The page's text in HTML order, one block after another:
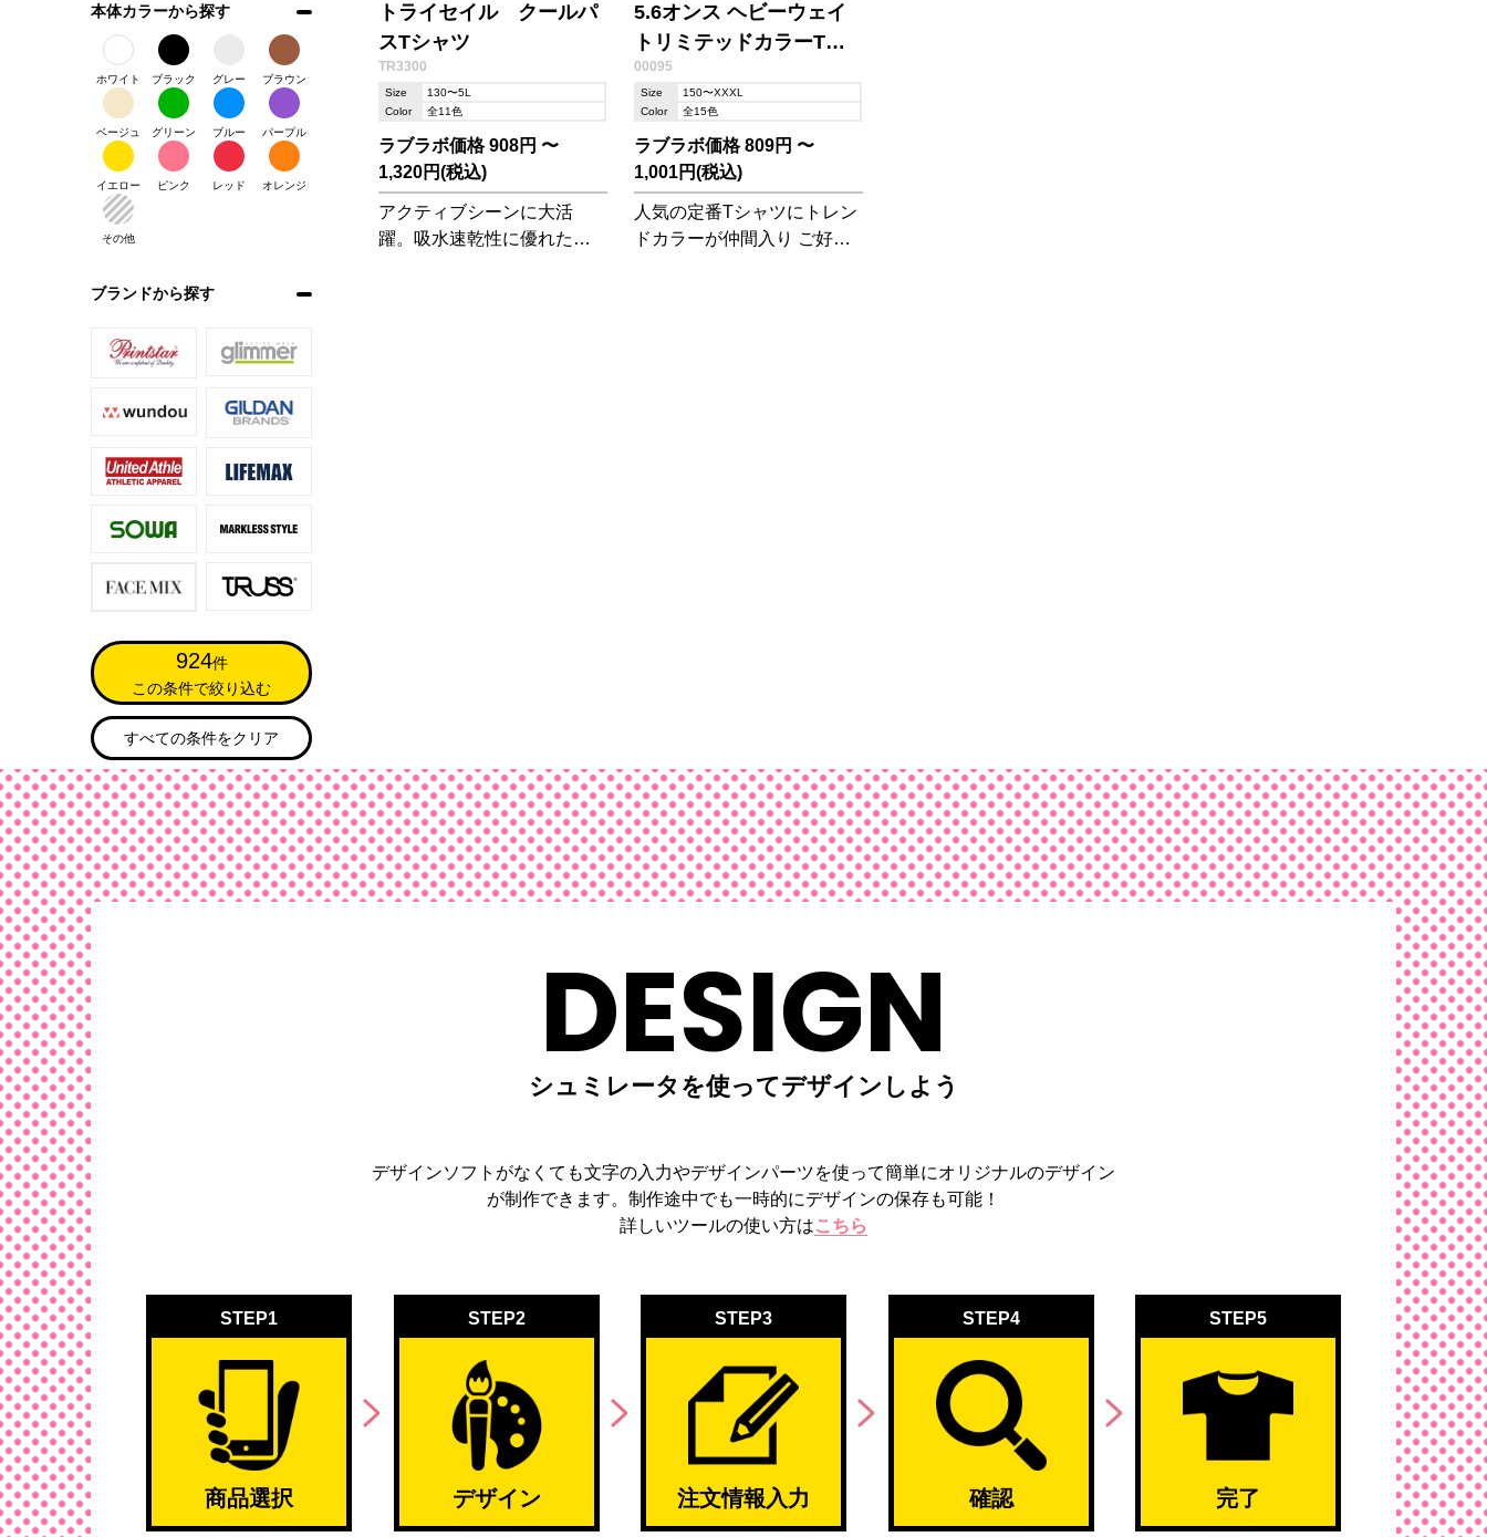
本体カラーから探す
ホワイト ブラック グレー ブラウン
ベージュ グリーン ブルー パープル
イエロー ピンク レッド オレンジ
その他
ブランドから探す
924件
この条件で絞り込む
すべての条件をクリア
トライセイル クールパ
スTシャツ
TR3300
Size
130〜5L
Color
全11色
ラブラボ価格 908円 〜
1,320円(税込)
アクティブシーンに大活
躍。吸水速乾性に優れたド
5.6オンス ヘビーウェイ
トリミテッドカラーTシ
ャツ
00095
Size
150〜XXXL
Color
全15色
ラブラボ価格 809円 〜
1,001円(税込)
人気の定番Tシャツにトレン
ドカラーが仲間入り ご好評
DESIGN
シュミレータを使ってデザインしよう
デザインソフトがなくても文字の入力やデザインパーツを使って簡単にオリジナルのデザイン
が制作できます。 制作途中でも一時的にデザインの保存も可能！
詳しいツールの使い方はこちら
STEP1
商品選択
STEP2
デザイン
STEP3
注文情報入力
STEP4
確認
STEP5
完了